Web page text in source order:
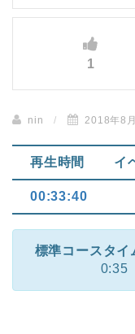
1
nin / 2018年8
再生時間 イ
00:33:40
標準コースタイ
0:35